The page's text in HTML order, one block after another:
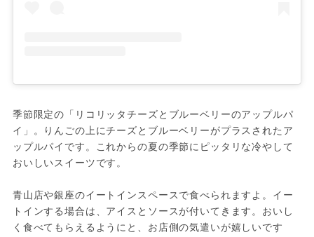
季節限定の「リコリッタチーズとブルーベリーのアップルパ
イ」。りんごの上にチーズとブルーベリーがプラスされたア
ップルパイです。これからの夏の季節にピッタリな冷やして
おいしいスイーツです。
青山店や銀座のイートインスペースで食べられますよ。イー
トインする場合は、アイスとソースが付いてきます。おいし
く食べてもらえるようにと、お店側の気遣いが嬉しいです